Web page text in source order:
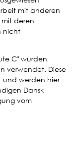
mit anderen
mit deren
nicht
C" wurden
verwendet. Diese
und werden hier
Dansk
vom